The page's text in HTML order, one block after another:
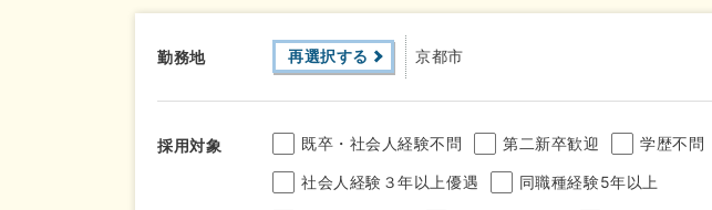
勤務地 再選択する 京都市
採用対象 既卒・社会人経験不問 第二新卒歓迎 学歴不問
社会人経験３年以上優遇 同職種経験5年以上